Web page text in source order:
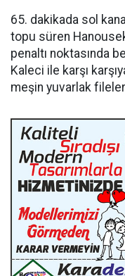
65. dakikada sol
topu süren
penaltı noktasında
Kaleci ile karşı
meşin yuvarlak